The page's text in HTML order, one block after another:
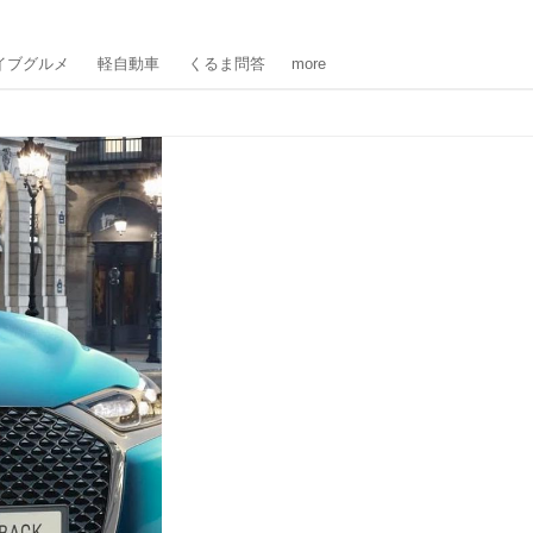
ブグルメ 軽自動車 くるま問答 more